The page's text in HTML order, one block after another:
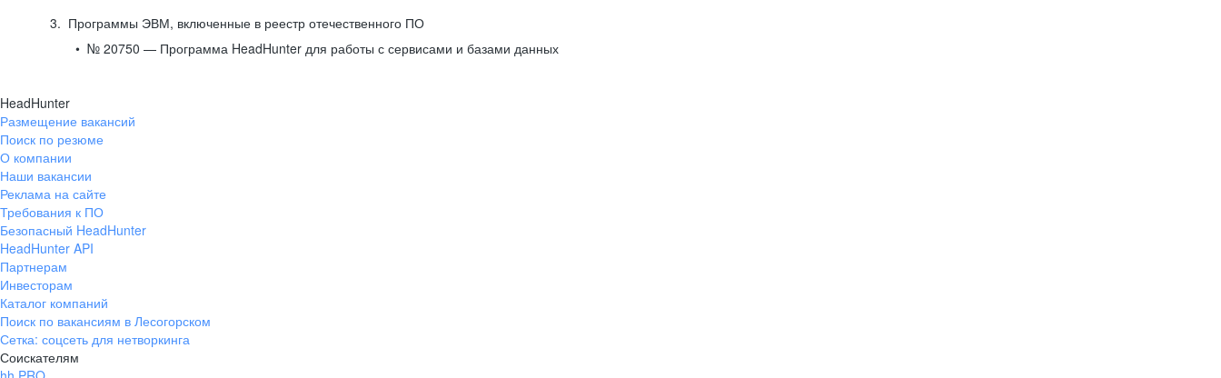
Программы ЭВМ, включенные в реестр отечественного ПО
№ 20750 — Программа HeadHunter для работы с сервисами и базами данных
HeadHunter
Размещение вакансий
Поиск по резюме
О компании
Наши вакансии
Реклама на сайте
Требования к ПО
Безопасный HeadHunter
HeadHunter API
Партнерам
Инвесторам
Каталог компаний
Поиск по вакансиям в Лесогорском
Сетка: соцсеть для нетворкинга
Соискателям